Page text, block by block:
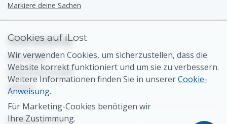
Markiere deine Sachen
Unterstützung
Hilfe-Center
Allgemeiner Kontakt
Sitemap
© 2026 iLost B.V.
Cookies auf iLost
Wir verwenden Cookies, um sicherzustellen, dass die
Website korrekt funktioniert und um sie zu verbessern.
Weitere Informationen finden Sie in unsererCookie-
Anweisung.
Für Marketing-Cookies benötigen wir
Ihre Zustimmung.